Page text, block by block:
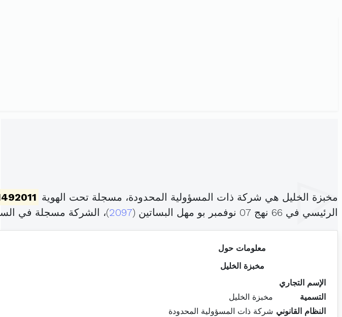
مخبزة الخليل هي شركة ذات المسؤولية المحدودة، مسجلة تحت الهوية
الرئيسي في 66 نهج 07 نوفمبر بو مهل البساتين (
2097)، الشركة مسجلة في
معلومات حول
مخبزة الخليل
الإسم التجاري
التسمية
مخبزة الخليل
النظام القانوني شركة ذات المسؤولية المحدودة